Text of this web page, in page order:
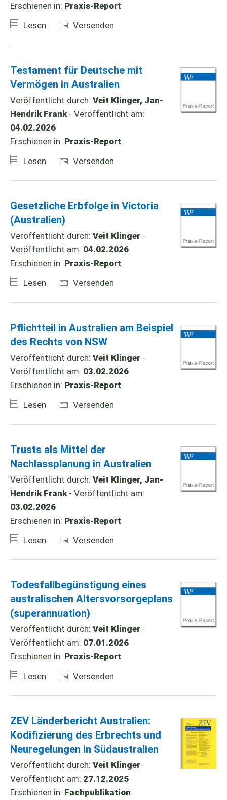
Erschienen in: Praxis-Report
Lesen
Versenden
Testament für Deutsche mit
Vermögen in Australien
Veröffentlicht durch: Veit Klinger, Jan-
Hendrik Frank- Veröffentlicht am:
04.02.2026
Erschienen in: Praxis-Report
Lesen
Versenden
Gesetzliche Erbfolge in Victoria
(Australien)
Veröffentlicht durch: Veit Klinger -
Veröffentlicht am: 04.02.2026
Erschienen in: Praxis-Report
Lesen
Versenden
Pflichtteil in Australien am Beispiel
des Rechts von NSW
Veröffentlicht durch: Veit Klinger -
Veröffentlicht am: 03.02.2026
Erschienen in: Praxis-Report
Lesen
Versenden
Trusts als Mittel der
Nachlassplanung in Australien
Veröffentlicht durch: Veit Klinger, Jan-
Hendrik Frank- Veröffentlicht am:
03.02.2026
Erschienen in: Praxis-Report
Lesen
Versenden
Todesfallbegünstigung eines
australischen Altersvorsorgeplans
(superannuation)
Veröffentlicht durch: Veit Klinger -
Veröffentlicht am: 07.01.2026
Erschienen in: Praxis-Report
Lesen
Versenden
ZEV Länderbericht Australien:
Kodifizierung des Erbrechts und
Neuregelungen in Südaustralien
Veröffentlicht durch: Veit Klinger -
Veröffentlicht am: 27.12.2025
Erschienen in: Fachpublikation